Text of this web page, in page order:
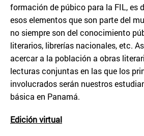
formación de púbico para la FIL, es
esos elementos que son parte del
no siempre son del conocimiento
literarios, librerías nacionales, etc.
acercar a la población a obras
lecturas conjuntas en las que los
involucrados serán nuestros
básica en Panamá.
Edición virtual